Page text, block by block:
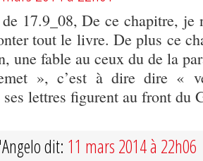
17.9_08, De ce chapitre, je
tout le livre. De plus ce
une fable au ceux du de la
», c’est à dire dire «
ses lettres figurent au front du
dit: 11 mars 2014 à 22h06